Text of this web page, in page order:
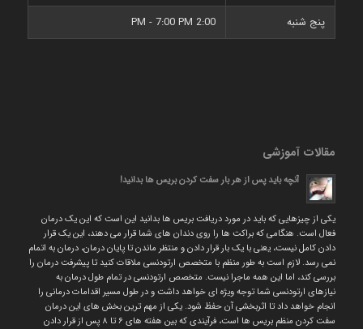
پنج شنبه
2:00 PM - 7:00 PM
مقالات آموزشی
آنچه باید پس از هر بار سفت کردن بریس ها بدانید!
یکی از چیزهایی که باید در مورد دریافت بریس ها بدانید این است که این یک درمان
فعال است. هنگامی که براکت ها را روی دندان های شما قرار می دهند، این یک قرار
دادن کامل نیست، یعنی با یک بار قرار دادن و منتظر ماندن تا پایان درمان، درمان به اتمام
نمی رسد. لازم است به طور منظم با متخصص ارتودنسی ملاقات کنید تا پیشرفت درمان را
بررسی کند، اما این همه ماجرا نیست. متخصص ارتودنسی در تمام طول درمان به
نیازهای ارتودنسی شما توجه ویژه ای خواهد داشت و در طول مسیر اقدامات درمانی را
انجام خواهد داد تا اثربخشی آن حفظ شود. یکی از مهم ترین بخش های این درمان
سفت کردن منظم بریس ها است، فرآیندی که بین هفته های ۶ تا ۸ پس از قرار دادن